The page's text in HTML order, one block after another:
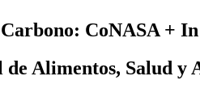
CoNASA + In
de Alimentos, Salud